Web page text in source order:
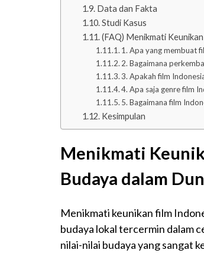
Data dan Fakta
Studi Kasus
(FAQ) Menikmati
1. Apa yang membuat
2. Bagaimana
3. Apakah film
4. Apa saja genre film
5. Bagaimana film
Kesimpulan
Menikmati
Budaya dalam
Menikmati keunikan film
budaya lokal tercermin dalam
nilai-nilai budaya yang sangat